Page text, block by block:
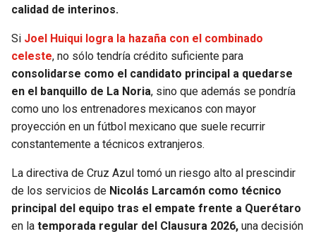
BUCCANEERS
calidad de interinos.
Si Joel Huiqui logra la hazaña con el combinado
celeste, no sólo tendría crédito suficiente para
consolidarse como el candidato principal a quedarse
en el banquillo de La Noria, sino que además se pondría
como uno los entrenadores mexicanos con mayor
proyección en un fútbol mexicano que suele recurrir
constantemente a técnicos extranjeros.
La directiva de Cruz Azul tomó un riesgo alto al prescindir
de los servicios de Nicolás Larcamón como técnico
principal del equipo tras el empate frente a Querétaro
en la temporada regular del Clausura 2026, una decisión